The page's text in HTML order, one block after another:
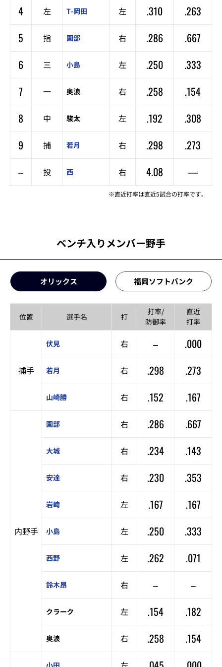
4 左 T-岡田 左 .310
.263
5
指 園部 右 .286
.667
6
三 小島 左 .250
.333
7
一 奥浪 右 .258
.154
8
中 駿太 左 .192
.308
9
捕 若月 右 .298
.273
–
投 西 右 4.08 —
※直近打率は直近5試合の打率です。
ベンチ入りメンバー野手
オリックス 福岡ソフトバンク
位置 選手名 打
打率/
防御率
直近
打率
捕手
伏見 右 – .000
若月 右 .298 .273
山崎勝 右 .152 .167
内野手
園部 右 .286 .667
大城 右 .234 .143
安達 右 .230 .353
岩﨑 左 .167 .167
小島 左 .250 .333
西野 左 .262 .071
鈴木昂 右 – –
クラーク 左 .154 .182
奥浪 右 .258 .154
小田